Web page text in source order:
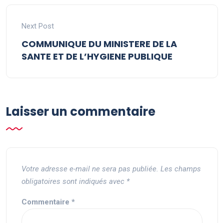
Next Post
COMMUNIQUE DU MINISTERE DE LA
SANTE ET DE L’HYGIENE PUBLIQUE
Laisser un commentaire
Votre adresse e-mail ne sera pas publiée. Les champs
obligatoires sont indiqués avec *
Commentaire *